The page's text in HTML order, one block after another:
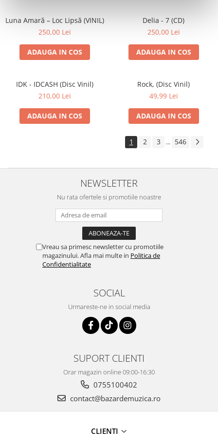
Luna Amară – Loc Lipsă (VINIL)
250,00 Lei
ADAUGA IN COS
Delia - 7 (CD)
250,00 Lei
ADAUGA IN COS
IDK - IDCASH (Disc Vinil)
210,00 Lei
ADAUGA IN COS
Rock, (Disc Vinil)
49,99 Lei
ADAUGA IN COS
1 2 3 ... 546
NEWSLETTER
Nu rata ofertele si promotiile noastre
Vreau sa primesc newsletter cu promotiile
magazinului. Afla mai multe in Politica de
Confidentialitate
SOCIAL
Urmareste-ne in social media
SUPORT CLIENTI
Orar magazin online 09:00-16:30
0755100402
contact@bazardemuzica.ro
CLIENTI